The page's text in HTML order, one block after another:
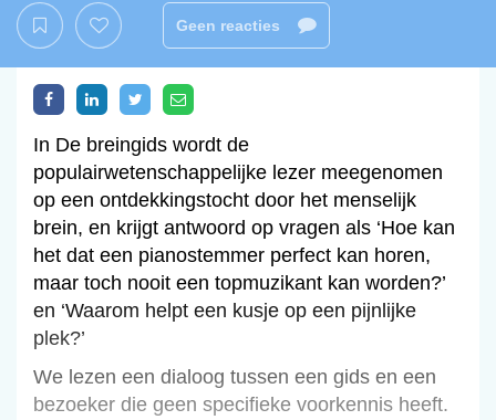
Geen reacties
In De breingids wordt de
populairwetenschappelijke lezer meegenomen
op een ontdekkingstocht door het menselijk
brein, en krijgt antwoord op vragen als ‘Hoe kan
het dat een pianostemmer perfect kan horen,
maar toch nooit een topmuzikant kan worden?’
en ‘Waarom helpt een kusje op een pijnlijke
plek?’
We lezen een dialoog tussen een gids en een
bezoeker die geen specifieke voorkennis heeft.